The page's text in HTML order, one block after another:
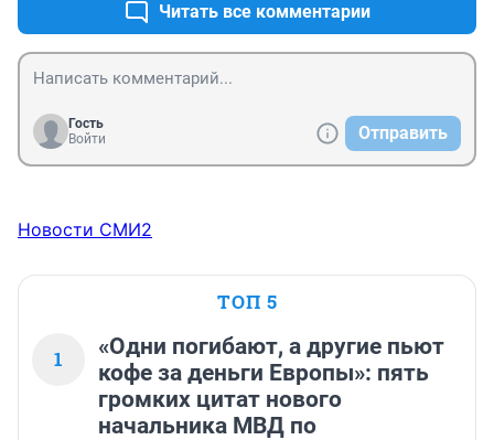
Читать все комментарии
Гость
Войти
Отправить
Новости СМИ2
ТОП 5
1
«Одни погибают, а другие пьют
кофе за деньги Европы»: пять
громких цитат нового
начальника МВД по